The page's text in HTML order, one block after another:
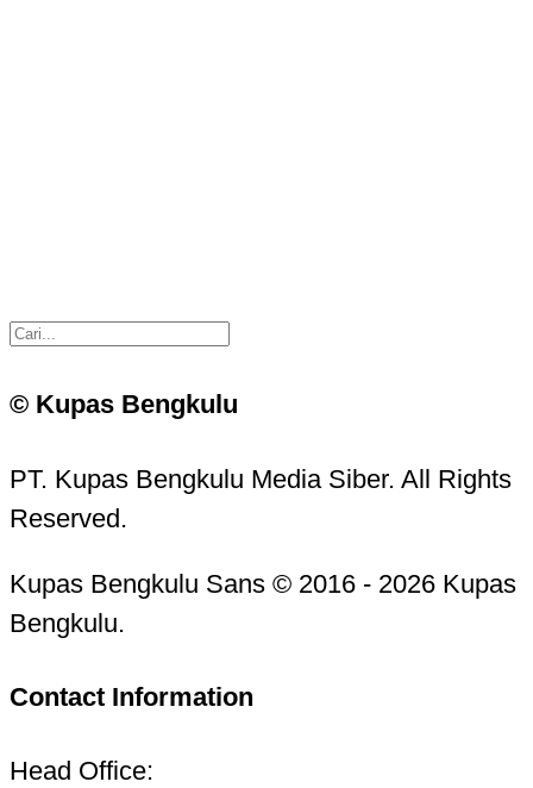
© Kupas Bengkulu
PT. Kupas Bengkulu Media Siber. All Rights
Reserved.
Kupas Bengkulu Sans © 2016 - 2026 Kupas
Bengkulu.
Contact Information
Head Office: